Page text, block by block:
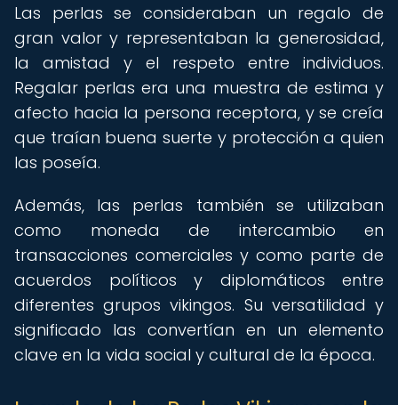
Las perlas se consideraban un regalo de
gran valor y representaban la generosidad,
la amistad y el respeto entre individuos.
Regalar perlas era una muestra de estima y
afecto hacia la persona receptora, y se creía
que traían buena suerte y protección a quien
las poseía.
Además, las perlas también se utilizaban
como moneda de intercambio en
transacciones comerciales y como parte de
acuerdos políticos y diplomáticos entre
diferentes grupos vikingos. Su versatilidad y
significado las convertían en un elemento
clave en la vida social y cultural de la época.